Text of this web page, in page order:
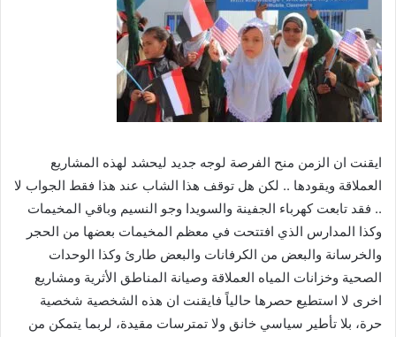
ايقنت ان الزمن منح الفرصة لوجه جديد ليحشد لهذه المشاريع
العملاقة ويقودها .. لكن هل توقف هذا الشاب عند هذا فقط الجواب لا
.. فقد تابعت كهرباء الجفينة والسويدا وجو النسيم وباقي المخيمات
وكذا المدارس الذي افتتحت في معظم المخيمات بعضها من الحجر
والخرسانة والبعض من الكرفانات والبعض طارئ وكذا الوحدات
الصحية وخزانات المياه العملاقة وصيانة المناطق الأثرية ومشاريع
اخرى لا استطيع حصرها حالياً فايقنت ان هذه الشخصية شخصية
حرة، بلا تأطير سياسي خانق ولا تمترسات مقيدة، لربما يتمكن من